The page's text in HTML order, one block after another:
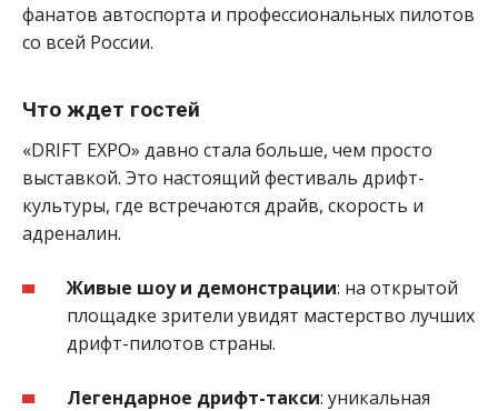
фанатов автоспорта и профессиональных пилотов
со всей России.
Что ждет гостей
«DRIFT EXPO» давно стала больше, чем просто
выставкой. Это настоящий фестиваль дрифт-
культуры, где встречаются драйв, скорость и
адреналин.
Живые шоу и демонстрации: на открытой
площадке зрители увидят мастерство лучших
дрифт-пилотов страны.
Легендарное дрифт-такси: уникальная